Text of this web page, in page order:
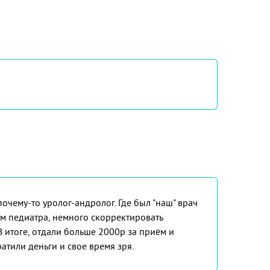
то уролог-андролог. Где был "наш" врач
педиатра, немного скорректировать
итоге, отдали больше 2000р за приём и
деньги и свое время зря.